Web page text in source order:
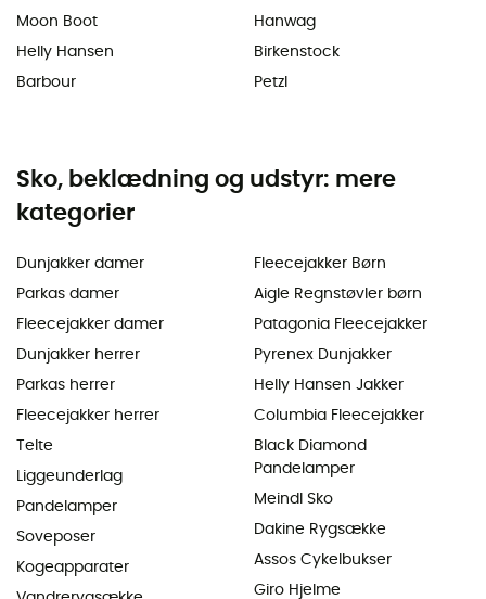
Moon Boot
Helly Hansen
Barbour
Hanwag
Birkenstock
Petzl
Sko, beklædning og udstyr: mere
kategorier
Dunjakker damer
Parkas damer
Fleecejakker damer
Dunjakker herrer
Parkas herrer
Fleecejakker herrer
Telte
Liggeunderlag
Pandelamper
Soveposer
Kogeapparater
Fleecejakker Børn
Aigle Regnstøvler børn
Patagonia Fleecejakker
Pyrenex Dunjakker
Helly Hansen Jakker
Columbia Fleecejakker
Black Diamond
Pandelamper
Meindl Sko
Dakine Rygsække
Assos Cykelbukser
Giro Hjelme